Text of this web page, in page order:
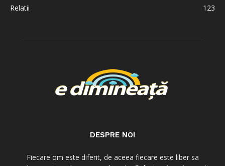
Relatii
123
DESPRE NOI
Fiecare om este diferit, de aceea fiecare este liber sa